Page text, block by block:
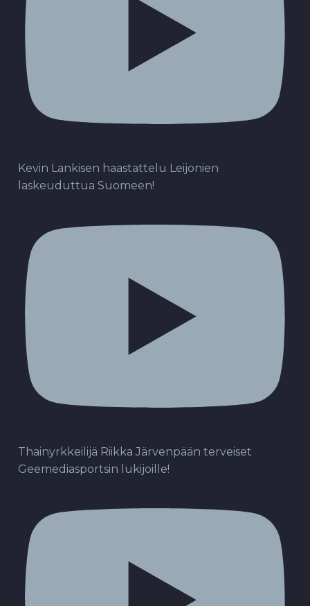
Kevin Lankisen haastattelu Leijonien
laskeuduttua Suomeen!
Thainyrkkeilijä Riikka Järvenpään terveiset
Geemediasportsin lukijoille!